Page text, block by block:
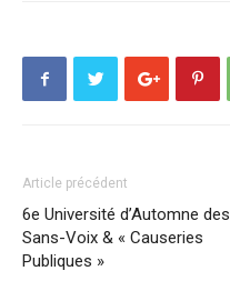
Article précédent
6e Université d’Automne des
Sans-Voix & « Causeries
Publiques »